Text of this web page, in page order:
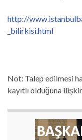
http://
_bilirkisi.html
Not: Talep edilmesi
kayıtlı olduğuna